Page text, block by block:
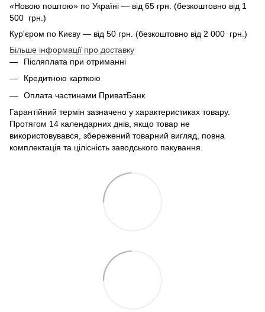
«Новою поштою» по Україні — від 65 грн. (безкоштовно від 1
500 грн.)
Кур'єром по Києву — від 50 грн. (безкоштовно від 2 000 грн.)
Більше інформації про доставку
Післяплата при отриманні
Кредитною карткою
Оплата частинами ПриватБанк
Гарантійний термін зазначено у характеристиках товару.
Протягом 14 календарних днів, якщо товар не
використовувався, збережений товарний вигляд, повна
комплектація та цілісність заводського пакування.